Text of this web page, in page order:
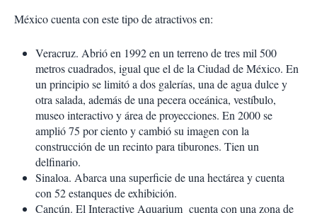
México cuenta con este tipo de atractivos en:
Veracruz. Abrió en 1992 en un terreno de tres mil 500
metros cuadrados, igual que el de la Ciudad de México. En
un principio se limitó a dos galerías, una de agua dulce y
otra salada, además de una pecera oceánica, vestíbulo,
museo interactivo y área de proyecciones. En 2000 se
amplió 75 por ciento y cambió su imagen con la
construcción de un recinto para tiburones. Tien un
delfinario.
Sinaloa. Abarca una superficie de una hectárea y cuenta
con 52 estanques de exhibición.
Cancún. El Interactive Aquarium cuenta con una zona de